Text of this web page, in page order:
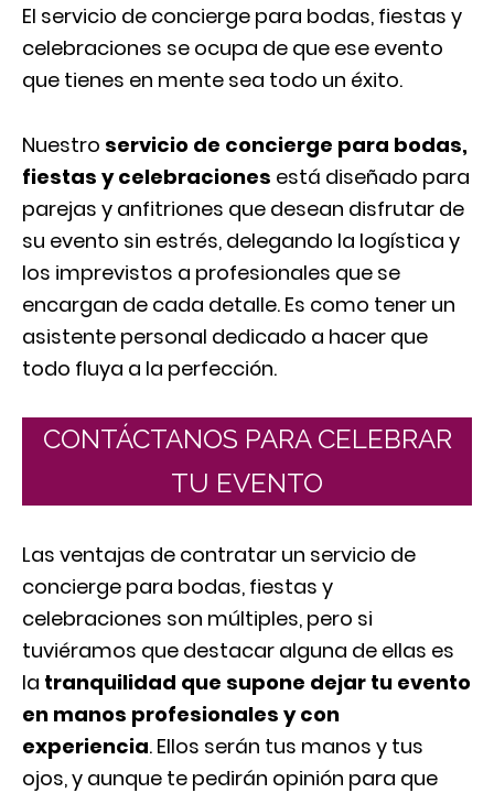
El servicio de concierge para bodas, fiestas y
celebraciones se ocupa de que ese evento
que tienes en mente sea todo un éxito.
Nuestro servicio de concierge para bodas,
fiestas y celebraciones está diseñado para
parejas y anfitriones que desean disfrutar de
su evento sin estrés, delegando la logística y
los imprevistos a profesionales que se
encargan de cada detalle. Es como tener un
asistente personal dedicado a hacer que
todo fluya a la perfección.
CONTÁCTANOS PARA CELEBRAR
TU EVENTO
Las ventajas de contratar un servicio de
concierge para bodas, fiestas y
celebraciones son múltiples, pero si
tuviéramos que destacar alguna de ellas es
la tranquilidad que supone dejar tu evento
en manos profesionales y con
experiencia. Ellos serán tus manos y tus
ojos, y aunque te pedirán opinión para que